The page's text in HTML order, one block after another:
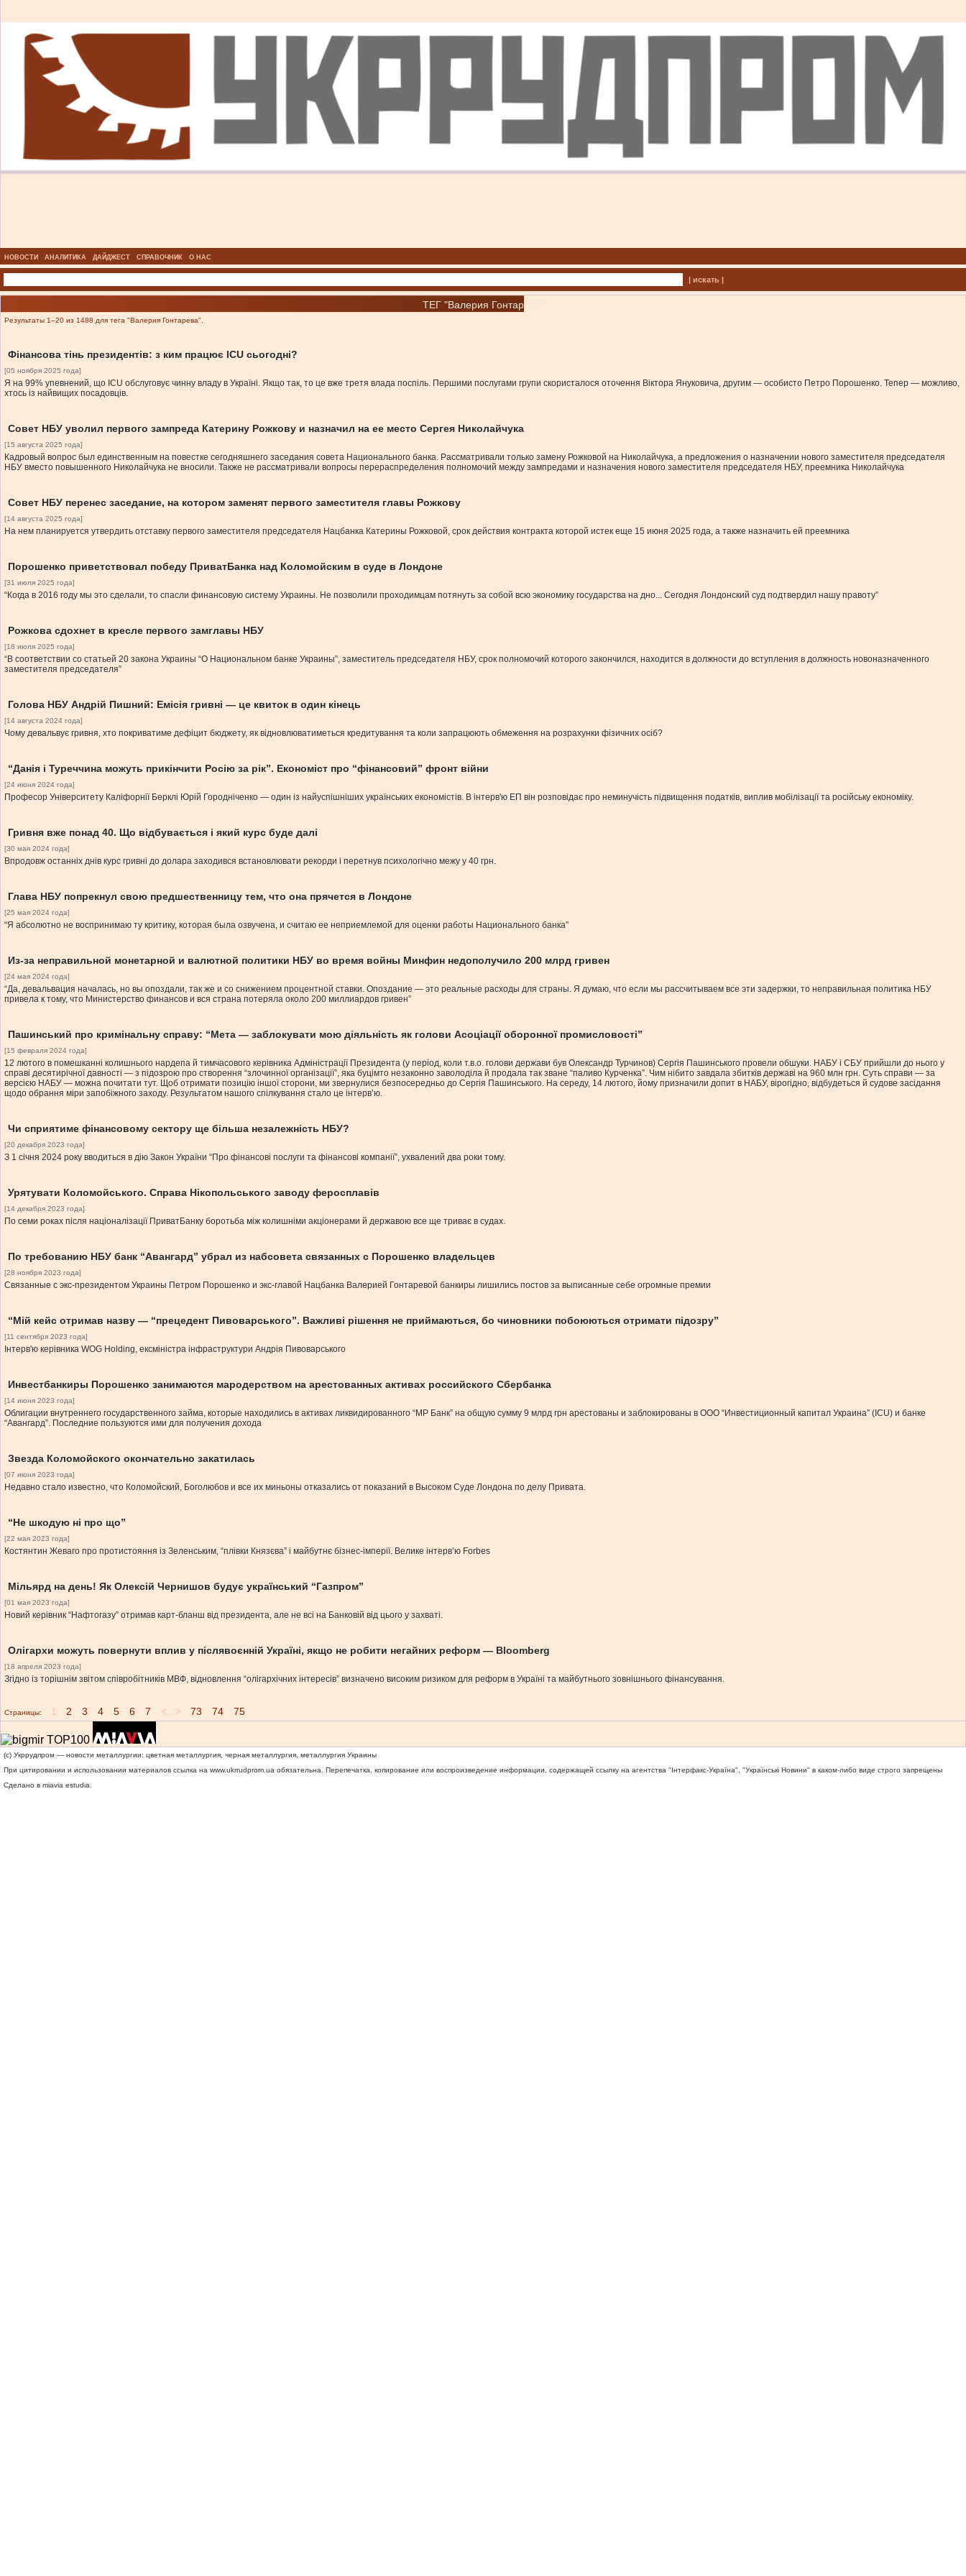
НОВОСТИ АНАЛИТИКА ДАЙДЖЕСТ СПРАВОЧНИК О НАС
| искать |
ТЕГ "Валерия Гонтарева"
Результаты 1–20 из 1488 для тега "Валерия Гонтарева".
Фінансова тінь президентів: з ким працює ICU сьогодні?
[05 ноября 2025 года]
Я на 99% упевнений, що ICU обслуговує чинну владу в Україні. Якщо так, то це вже третя влада поспіль. Першими послугами групи скористалося оточення Віктора Януковича, другим — особисто Петро Порошенко. Тепер — можливо,
хтось із найвищих посадовців.
Совет НБУ уволил первого зампреда Катерину Рожкову и назначил на ее место Сергея Николайчука
[15 августа 2025 года]
Кадровый вопрос был единственным на повестке сегодняшнего заседания совета Национального банка. Рассматривали только замену Рожковой на Николайчука, а предложения о назначении нового заместителя председателя
НБУ вместо повышенного Николайчука не вносили. Также не рассматривали вопросы перераспределения полномочий между зампредами и назначения нового заместителя председателя НБУ, преемника Николайчука
Совет НБУ перенес заседание, на котором заменят первого заместителя главы Рожкову
[14 августа 2025 года]
На нем планируется утвердить отставку первого заместителя председателя Нацбанка Катерины Рожковой, срок действия контракта которой истек еще 15 июня 2025 года, а также назначить ей преемника
Порошенко приветствовал победу ПриватБанка над Коломойским в суде в Лондоне
[31 июля 2025 года]
“Когда в 2016 году мы это сделали, то спасли финансовую систему Украины. Не позволили проходимцам потянуть за собой всю экономику государства на дно... Сегодня Лондонский суд подтвердил нашу правоту”
Рожкова сдохнет в кресле первого замглавы НБУ
[18 июля 2025 года]
“В соответствии со статьей 20 закона Украины “О Национальном банке Украины”, заместитель председателя НБУ, срок полномочий которого закончился, находится в должности до вступления в должность новоназначенного
заместителя председателя”
Голова НБУ Андрій Пишний: Емісія гривні — це квиток в один кінець
[14 августа 2024 года]
Чому девальвує гривня, хто покриватиме дефіцит бюджету, як відновлюватиметься кредитування та коли запрацюють обмеження на розрахунки фізичних осіб?
“Данія і Туреччина можуть прикінчити Росію за рік”. Економіст про “фінансовий” фронт війни
[24 июня 2024 года]
Професор Університету Каліфорнії Берклі Юрій Городніченко — один із найуспішніших українських економістів. В інтерв'ю ЕП він розповідає про неминучість підвищення податків, виплив мобілізації та російську економіку.
Гривня вже понад 40. Що відбувається і який курс буде далі
[30 мая 2024 года]
Впродовж останніх днів курс гривні до долара заходився встановлювати рекорди і перетнув психологічно межу у 40 грн.
Глава НБУ попрекнул свою предшественницу тем, что она прячется в Лондоне
[25 мая 2024 года]
“Я абсолютно не воспринимаю ту критику, которая была озвучена, и считаю ее неприемлемой для оценки работы Национального банка”
Из-за неправильной монетарной и валютной политики НБУ во время войны Минфин недополучило 200 млрд гривен
[24 мая 2024 года]
“Да, девальвация началась, но вы опоздали, так же и со снижением процентной ставки. Опоздание — это реальные расходы для страны. Я думаю, что если мы рассчитываем все эти задержки, то неправильная политика НБУ
привела к тому, что Министерство финансов и вся страна потеряла около 200 миллиардов гривен”
Пашинський про кримінальну справу: “Мета — заблокувати мою діяльність як голови Асоціації оборонної промисловості”
[15 февраля 2024 года]
12 лютого в помешканні колишнього нардепа й тимчасового керівника Адміністрації Президента (у період, коли т.в.о. голови держави був Олександр Турчинов) Сергія Пашинського провели обшуки. НАБУ і СБУ прийшли до нього у
справі десятирічної давності — з підозрою про створення “злочинної організації”, яка буцімто незаконно заволоділа й продала так зване “паливо Курченка”. Чим нібито завдала збитків державі на 960 млн грн. Суть справи — за
версією НАБУ — можна почитати тут. Щоб отримати позицію іншої сторони, ми звернулися безпосередньо до Сергія Пашинського. На середу, 14 лютого, йому призначили допит в НАБУ, вірогідно, відбудеться й судове засідання
щодо обрання міри запобіжного заходу. Результатом нашого спілкування стало це інтерв’ю.
Чи сприятиме фінансовому сектору ще більша незалежність НБУ?
[20 декабря 2023 года]
З 1 січня 2024 року вводиться в дію Закон України “Про фінансові послуги та фінансові компанії”, ухвалений два роки тому.
Урятувати Коломойського. Справа Нікопольського заводу феросплавів
[14 декабря 2023 года]
По семи роках після націоналізації ПриватБанку боротьба між колишніми акціонерами й державою все ще триває в судах.
По требованию НБУ банк “Авангард” убрал из набсовета связанных с Порошенко владельцев
[28 ноября 2023 года]
Связанные с экс-президентом Украины Петром Порошенко и экс-главой Нацбанка Валерией Гонтаревой банкиры лишились постов за выписанные себе огромные премии
“Мій кейс отримав назву — “прецедент Пивоварського”. Важливі рішення не приймаються, бо чиновники побоюються отримати підозру”
[11 сентября 2023 года]
Інтерв'ю керівника WOG Holding, ексміністра інфраструктури Андрія Пивоварського
Инвестбанкиры Порошенко занимаются мародерством на арестованных активах российского Сбербанка
[14 июня 2023 года]
Облигации внутреннего государственного займа, которые находились в активах ликвидированного “МР Банк” на общую сумму 9 млрд грн арестованы и заблокированы в ООО “Инвестиционный капитал Украина” (ICU) и банке
“Авангард”. Последние пользуются ими для получения дохода
Звезда Коломойского окончательно закатилась
[07 июня 2023 года]
Недавно стало известно, что Коломойский, Боголюбов и все их миньоны отказались от показаний в Высоком Суде Лондона по делу Привата.
“Не шкодую ні про що”
[22 мая 2023 года]
Костянтин Жеваго про протистояння із Зеленським, “плівки Князєва” і майбутнє бізнес-імперії. Велике інтервʼю Forbes
Мільярд на день! Як Олексій Чернишов будує український “Газпром”
[01 мая 2023 года]
Новий керівник “Нафтогазу” отримав карт-бланш від президента, але не всі на Банковій від цього у захваті.
Олігархи можуть повернути вплив у післявоєнній Україні, якщо не робити негайних реформ — Bloomberg
[18 апреля 2023 года]
Згідно із торішнім звітом співробітників МВФ, відновлення “олігархічних інтересів” визначено високим ризиком для реформ в Україні та майбутнього зовнішнього фінансування.
Страницы: 1 2 3 4 5 6 7 <...> 73 74 75
(c) Укррудпром — новости металлургии: цветная металлургия, черная металлургия, металлургия Украины
При цитировании и использовании материалов ссылка на www.ukrrudprom.ua обязательна. Перепечатка, копирование или воспроизведение информации, содержащей ссылку на агентства "Iнтерфакс-Україна", "Українськi Новини" в каком-либо виде строго запрещены
Сделано в miavia estudia.